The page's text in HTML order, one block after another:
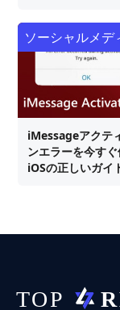
iMessageアクテ
ンエラーを今すぐ
iOSの正しいガイ
ソーシャルメデ